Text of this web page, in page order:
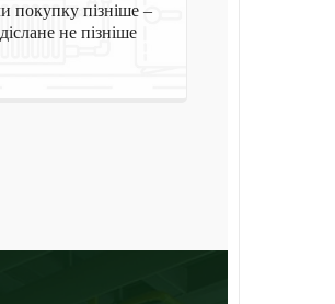
покупку пізніше –
не пізніше